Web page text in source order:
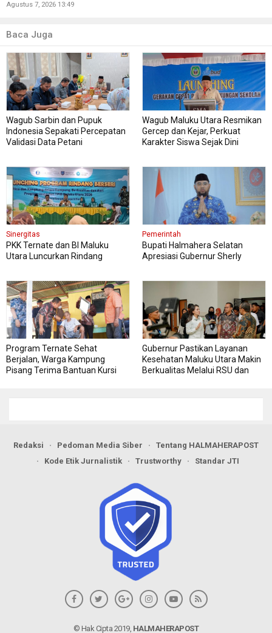
Agustus 7, 2026 13:49
Baca Juga
Wagub Sarbin dan Pupuk
Indonesia Sepakati Percepatan
Validasi Data Petani
Wagub Maluku Utara Resmikan
Gercep dan Kejar, Perkuat
Karakter Siswa Sejak Dini
Sinergitas
PKK Ternate dan BI Maluku
Utara Luncurkan Rindang
Pemerintah
Bupati Halmahera Selatan
Apresiasi Gubernur Sherly
Program Ternate Sehat
Berjalan, Warga Kampung
Pisang Terima Bantuan Kursi
Gubernur Pastikan Layanan
Kesehatan Maluku Utara Makin
Berkualitas Melalui RSU dan
Redaksi Pedoman Media Siber
Tentang HALMAHERAPOST
Kode Etik Jurnalistik
Trustworthy Standar JTI
© Hak Cipta 2019, HALMAHERAPOST